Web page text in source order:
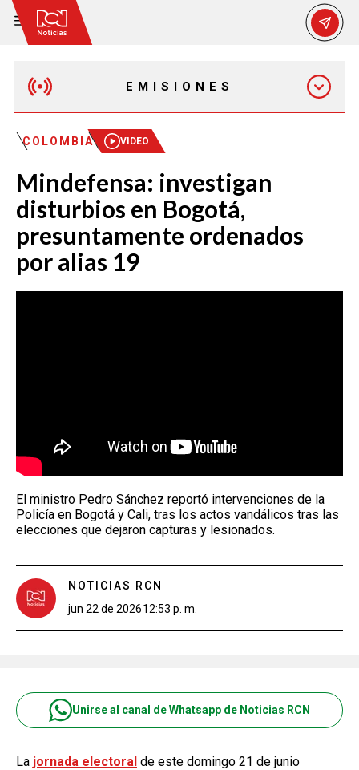
EMISIONES
MAÑANA EXPRESS
EMISIÓN 12:30 PM
EMISIÓN 7:00 PM
EMISIÓN 11:30 PM
COLOMBIA VIDEO
Mindefensa: investigan
disturbios en Bogotá,
presuntamente ordenados
por alias 19
El ministro Pedro Sánchez reportó intervenciones de la
Policía en Bogotá y Cali, tras los actos vandálicos tras las
elecciones que dejaron capturas y lesionados.
NOTICIAS RCN
jun 22 de 202612:53 p. m.
Unirse al canal de Whatsapp de Noticias RCN
La jornada electoral de este domingo 21 de junio